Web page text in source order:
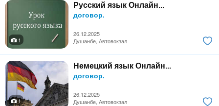
Русский язык Онлайн...
договор.
26.12.2025
1
Душанбе, Автовокзал
Немецкий язык Онлайн...
договор.
26.12.2025
1
Душанбе, Автовокзал